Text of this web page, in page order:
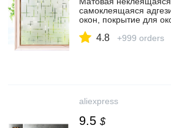
самоклеящаяся
окон, покрытие для
офиса,
4.8 +999 orders
aliexpress
9.5 $